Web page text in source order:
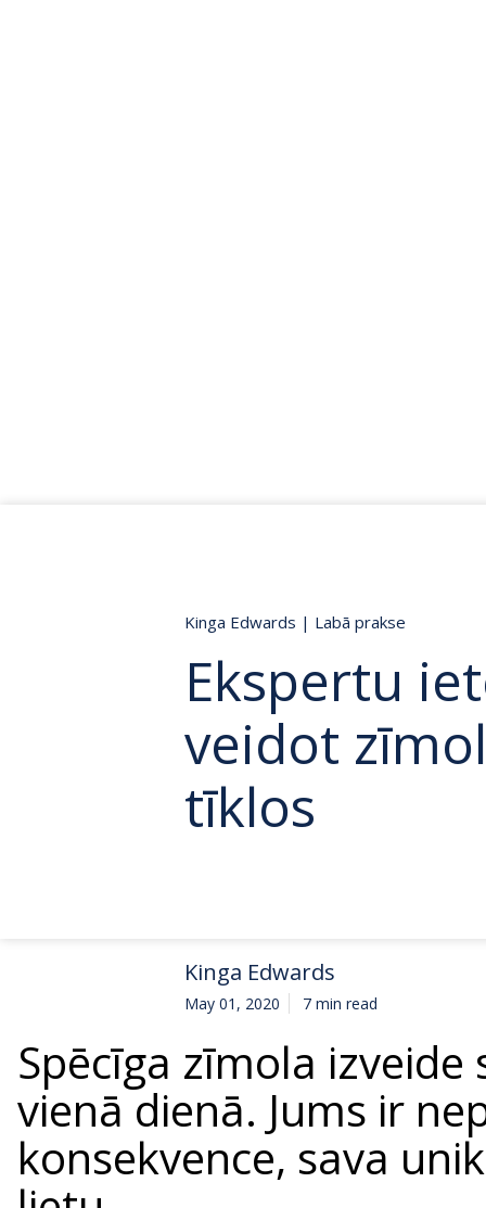
Kinga Edwards | Labā prakse
Ekspertu
veidot
tīklos
Kinga Edwards
May 01, 2020 7 min read
Spēcīga zīmola
vienā dienā. Jums ir
konsekvence, sava